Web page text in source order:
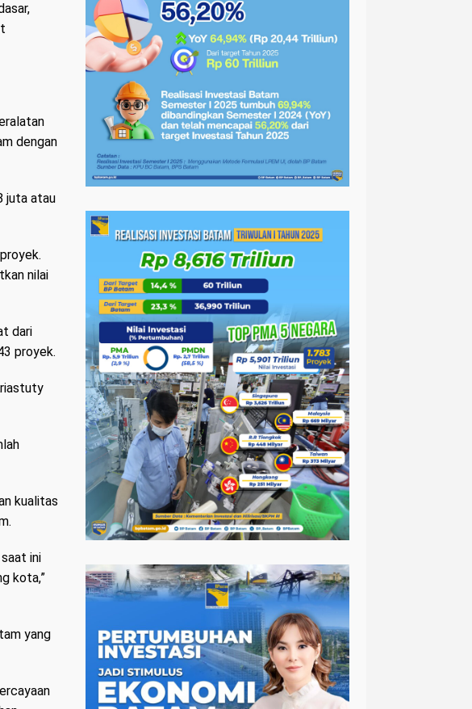
dengan
juta atau
nilai
dari
proyek.
kualitas
ini
kota,”
yang